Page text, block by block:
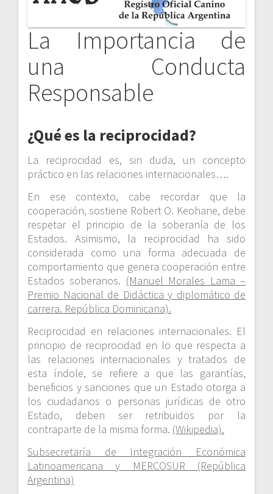
La Importancia de
una Conducta
Responsable
¿Qué es la reciprocidad?
La reciprocidad es, sin duda, un concepto
práctico en las relaciones internacionales….
En ese contexto, cabe recordar que la
cooperación, sostiene Robert O. Keohane, debe
respetar el principio de la soberanía de los
Estados. Asimismo, la reciprocidad ha sido
considerada como una forma adecuada de
comportamiento que genera cooperación entre
Estados soberanos. (Manuel Morales Lama –
Premio Nacional de Didáctica y diplomático de
carrera. República Dominicana).
Reciprocidad en relaciones internacionales. El
principio de reciprocidad en lo que respecta a
las relaciones internacionales y tratados de
esta índole, se refiere a que las garantías,
beneficios y sanciones que un Estado otorga a
los ciudadanos o personas jurídicas de otro
Estado, deben ser retribuidos por la
contraparte de la misma forma. (Wikipedia).
Subsecretaría de Integración Económica
Latinoamericana y MERCOSUR (República
Argentina)